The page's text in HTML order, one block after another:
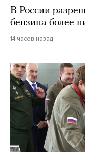
В России
бензина более
14 часов назад